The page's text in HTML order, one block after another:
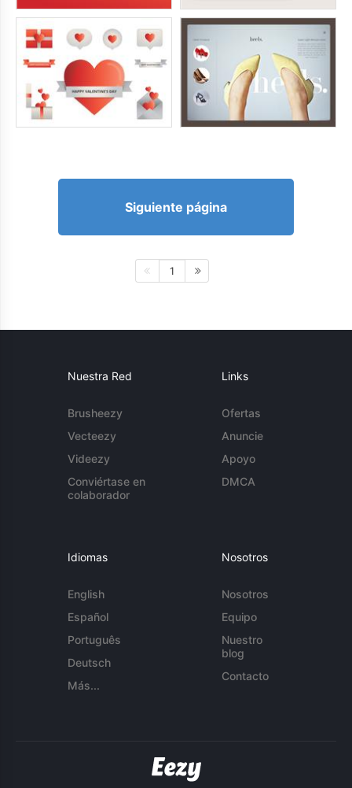
Siguiente página
1
Nuestra Red
Brusheezy
Vecteezy
Videezy
Conviértase en
colaborador
Links
Ofertas
Anuncie
Apoyo
DMCA
Idiomas
English
Español
Português
Deutsch
Más...
Nosotros
Nosotros
Equipo
Nuestro
blog
Contacto